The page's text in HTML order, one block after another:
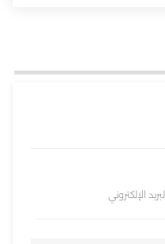
البريد الإلكتروني